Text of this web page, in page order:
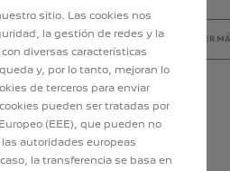
LEER
sitio. Las cookies nos
la gestión de redes y la
diversas características
y, por lo tanto, mejoran lo
de terceros para enviar
pueden ser tratadas por
(EEE), que pueden no
autoridades europeas
la transferencia se basa en